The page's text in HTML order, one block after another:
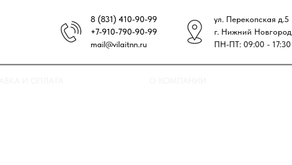
8 (831) 410-90-99
+7-910-790-90-99
mail@vilaitnn.ru
ул. Перекопская д.5
г. Нижний Новгород
ПН-ПТ: 09:00 - 17:30